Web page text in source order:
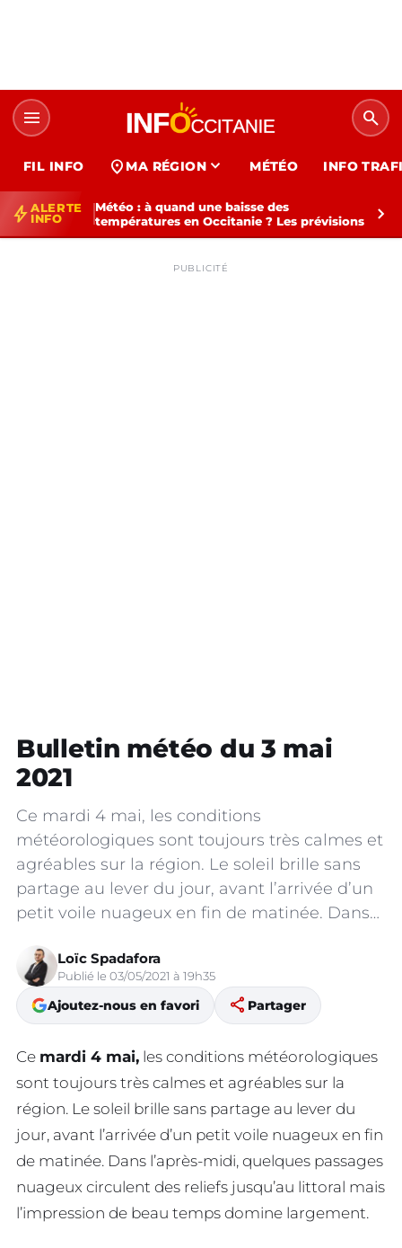
menu search
FIL INFO location_on MA RÉGION expand_more MÉTÉO INFO
bolt ALERTE
INFO
Météo : à quand une baisse des
températures en Occitanie ? Les prévisions
chevron_right
PUBLICITÉ
Bulletin météo du 3 mai
2021
Ce mardi 4 mai, les conditions
météorologiques sont toujours très calmes et
agréables sur la région. Le soleil brille sans
partage au lever du jour, avant l’arrivée d’un
petit voile nuageux en fin de matinée. Dans…
Loïc Spadafora
Publié le 03/05/2021 à 19h35
Ajoutez-nous en favori share Partager
Ce mardi 4 mai, les conditions météorologiques
sont toujours très calmes et agréables sur la
région. Le soleil brille sans partage au lever du
jour, avant l’arrivée d’un petit voile nuageux en fin
de matinée. Dans l’après-midi, quelques passages
nuageux circulent des reliefs jusqu’au littoral mais
l’impression de beau temps domine largement.